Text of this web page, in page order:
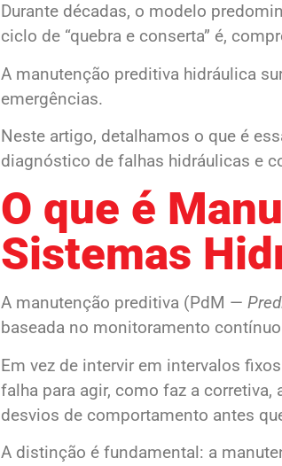
Durante décadas, o modelo
ciclo de “quebra e conserta” é,
A manutenção preditiva hidráulica
emergências.
Neste artigo, detalhamos o que é
diagnóstico de falhas hidráulicas e
O que é
Sistemas
A manutenção preditiva (PdM —
baseada no monitoramento
Em vez de intervir em intervalos
falha para agir, como faz a
desvios de comportamento antes
A distinção é fundamental: a